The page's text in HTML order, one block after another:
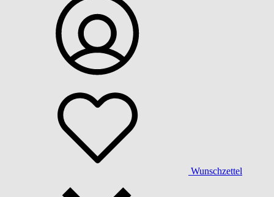
Wunschzettel